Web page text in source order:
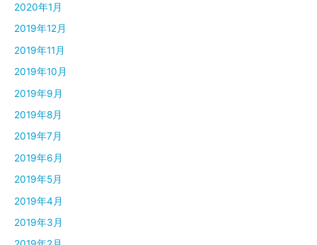
2020年1月
2019年12月
2019年11月
2019年10月
2019年9月
2019年8月
2019年7月
2019年6月
2019年5月
2019年4月
2019年3月